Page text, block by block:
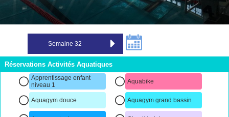
Réservations Activités Aquatiques
Apprentissage enfant
niveau 1
Aquabike
Aquagym douce Aquagym grand bassin